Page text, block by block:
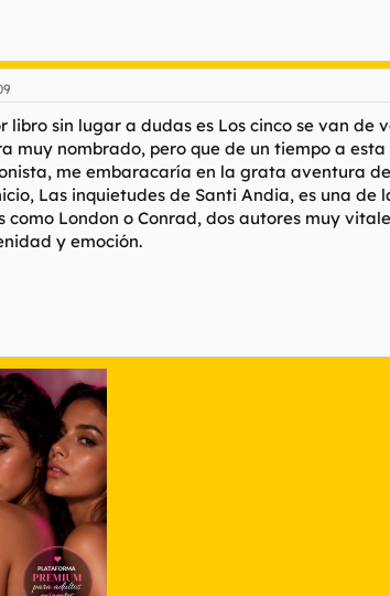
libro sin lugar a dudas es Los cinco se van de
muy nombrado, pero que de un tiempo a
me embaracaría en la grata aventura
Las inquietudes de Santi Andia, es una de
como London o Conrad, dos autores muy
y emoción.